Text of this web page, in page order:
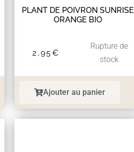
PLANT DE POIVRON SUNRISE
ORANGE BIO
2,95€
Rupture de
stock
Ajouter au panier